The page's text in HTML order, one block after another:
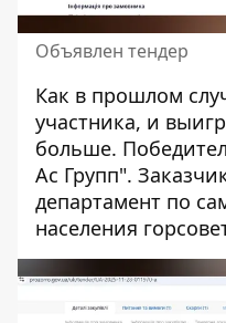
Объявлен тендер
Как в прошлом
участника, и
больше.
Ас Групп".
департамент по
населения